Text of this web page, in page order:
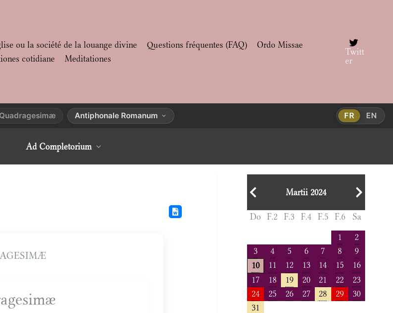
ou la société de la louange divine Questions fréquentes (FAQ)
Ordo Missae
cotidiane
Meditationes
Twitt
er
Antiphonale Romanum FR EN
Ad Completorium
Martii 2024
Do F.2 F.3 F.4 F.5 F.6 Sa
1
2
3
4 5 6 7 8
9
10
11 12 13 14 15
16
17
18 19 20 21 22
23
24
25 26 27 28 29
30
31